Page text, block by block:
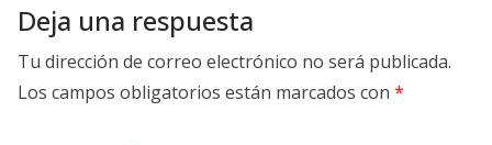
Deja una respuesta
Tu dirección de correo electrónico no será publicada.
Los campos obligatorios están marcados con *